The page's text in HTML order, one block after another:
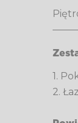
1.
2.